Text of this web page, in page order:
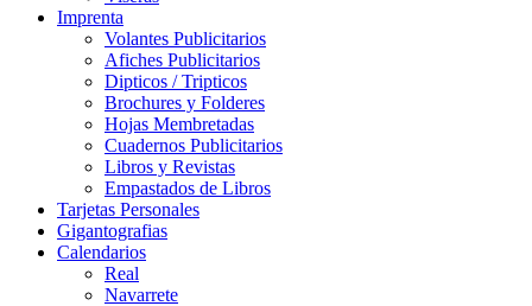
Imprenta
Volantes Publicitarios
Afiches Publicitarios
Dipticos / Tripticos
Brochures y Folderes
Hojas Membretadas
Cuadernos Publicitarios
Libros y Revistas
Empastados de Libros
Tarjetas Personales
Gigantografias
Calendarios
Real
Navarrete